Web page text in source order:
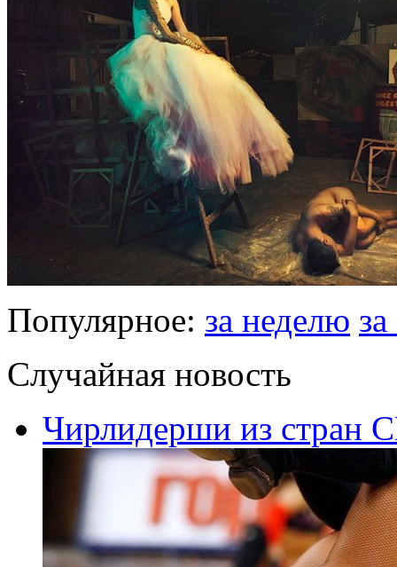
Популярное: за неделю
Случайная новость
Чирлидерши из стран